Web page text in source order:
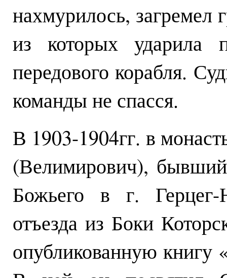
нахмурилось, загремел
из которых ударила
передового корабля.
команды не спасся.
В 1903-1904гг. в
(Велимирович),
Божьего в г.
отъезда из Боки
опубликованную